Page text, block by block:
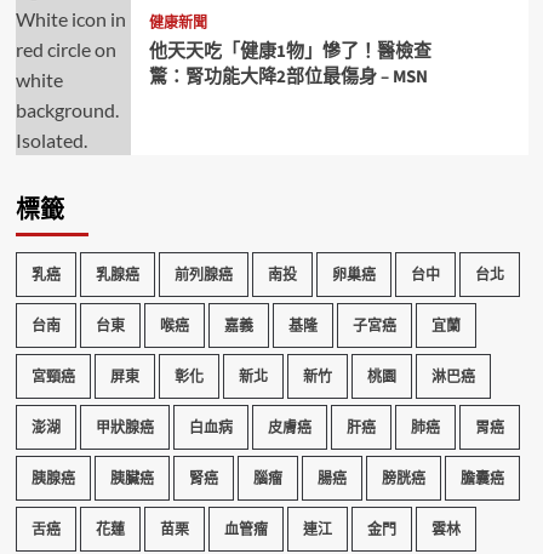
健康新聞
他天天吃「健康1物」慘了！醫檢查
驚：腎功能大降2部位最傷身 – MSN
標籤
乳癌 乳腺癌 前列腺癌 南投 卵巢癌 台中 台北
台南 台東 喉癌 嘉義 基隆 子宮癌 宜蘭
宮頸癌 屏東 彰化 新北 新竹 桃園 淋巴癌
澎湖 甲狀腺癌 白血病 皮膚癌 肝癌 肺癌 胃癌
胰腺癌 胰臟癌 腎癌 腦瘤 腸癌 膀胱癌 膽囊癌
舌癌 花蓮 苗栗 血管瘤 連江 金門 雲林